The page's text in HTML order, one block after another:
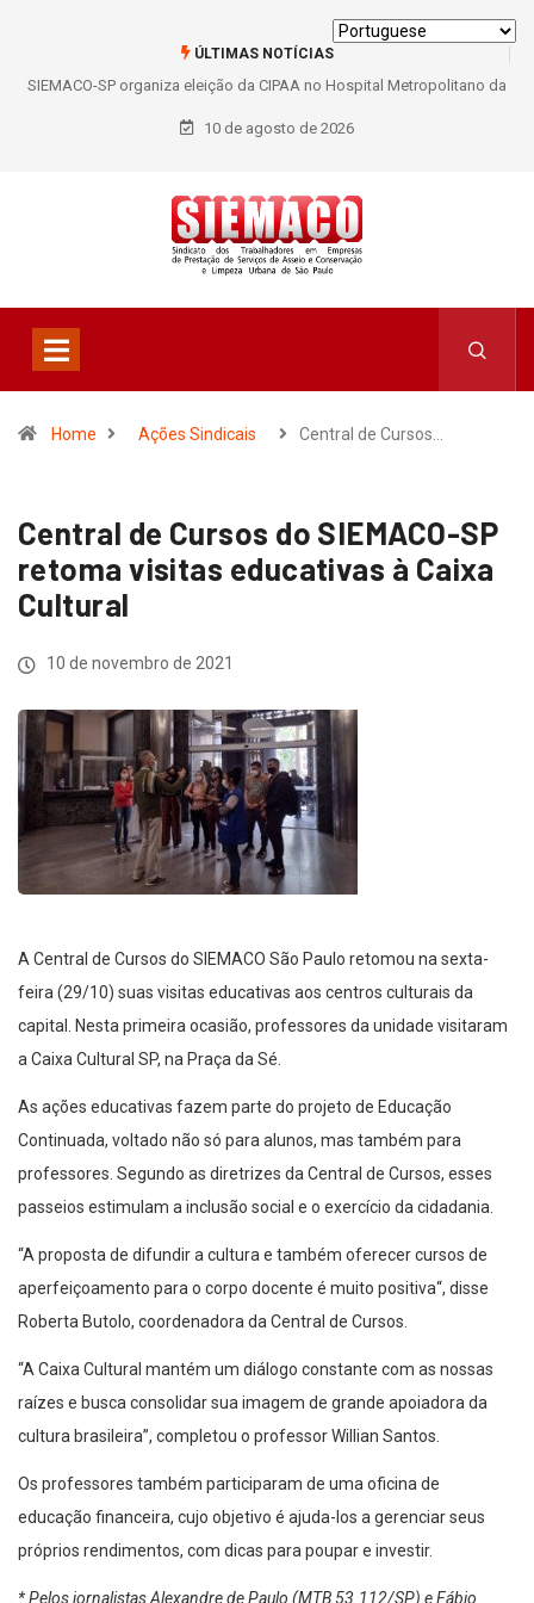
ÚLTIMAS NOTÍCIAS
SIEMACO-SP organiza eleição da CIPAA no Hospital Metropolitano da
Lapa e fortalece participação dos trabalhadores
10 de agosto de 2026
Home Ações Sindicais Central de Cursos…
Central de Cursos do SIEMACO-SP
retoma visitas educativas à Caixa
Cultural
10 de novembro de 2021
A Central de Cursos do SIEMACO São Paulo retomou na sexta-
feira (29/10) suas visitas educativas aos centros culturais da
capital. Nesta primeira ocasião, professores da unidade visitaram
a Caixa Cultural SP, na Praça da Sé.
As ações educativas fazem parte do projeto de Educação
Continuada, voltado não só para alunos, mas também para
professores. Segundo as diretrizes da Central de Cursos, esses
passeios estimulam a inclusão social e o exercício da cidadania.
“A proposta de difundir a cultura e também oferecer cursos de
aperfeiçoamento para o corpo docente é muito positiva“, disse
Roberta Butolo, coordenadora da Central de Cursos.
“A Caixa Cultural mantém um diálogo constante com as nossas
raízes e busca consolidar sua imagem de grande apoiadora da
cultura brasileira”, completou o professor Willian Santos.
Os professores também participaram de uma oficina de
educação financeira, cujo objetivo é ajuda-los a gerenciar seus
próprios rendimentos, com dicas para poupar e investir.
* Pelos jornalistas Alexandre de Paulo (MTB 53.112/SP) e Fábio